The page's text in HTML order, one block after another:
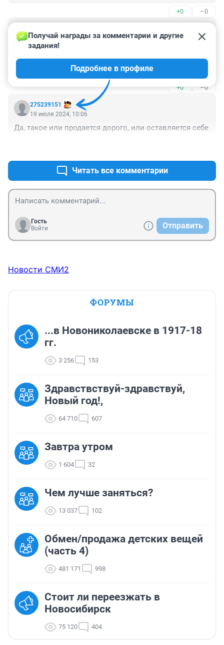
+0 –0
19 июля 2024, 16:49
За 25000, хорошую собаку с документами не купить,
так как вырастить такого щенка и сделать ему
документы, прививки, чип, уже стоит тысяч 20.
+0 –0
275239151
Получай награды за комментарии и другие
задания!
Подробнее в профиле
19 июля 2024, 10:06
Да, такое или продается дорого, или оставляется себе
Читать все комментарии
Гость
Войти
Отправить
Новости СМИ2
ФОРУМЫ
...в Новониколаевске в 1917-18
гг.
3 256 153
Здравствствуй-здравствуй,
Новый год!,
64 710 607
Завтра утром
1 604 32
Чем лучше заняться?
13 037 102
Обмен/продажа детских вещей
(часть 4)
481 171 998
Стоит ли переезжать в
Новосибирск
75 120 404